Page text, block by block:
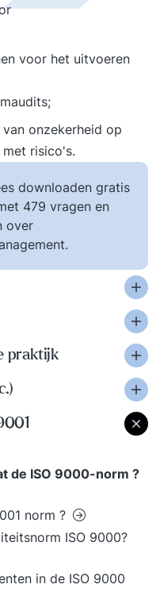
voor het uitvoeren
onzekerheid op
risico's.
downloaden gratis
479 vragen en
over
praktijk
de ISO 9000-norm ?
norm ?
ISO 9000?
in de ISO 9000